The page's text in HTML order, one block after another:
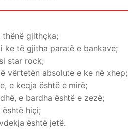
thënë gjithçka;
ke të gjitha paratë e bankave;
star rock;
vërtetën absolute e ke në xhep;
e keqja është e mirë;
e bardha është e zezë;
hiçi;
është jetë.